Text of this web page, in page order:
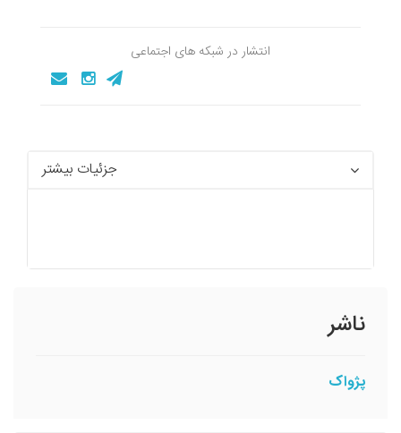
انتشار در شبکه های اجتماعی
جزئیات بیشتر
ناشر
پژواک